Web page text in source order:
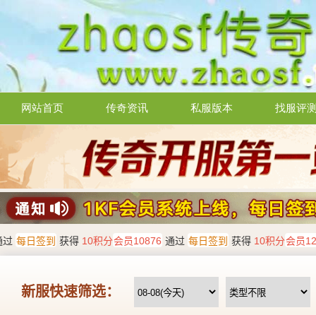
网站首页 传奇资讯 私服版本 找服评